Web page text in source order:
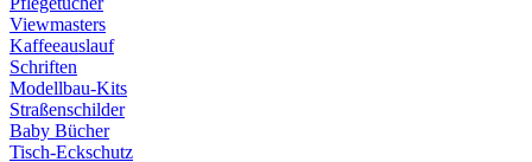
Viewmasters
Kaffeeauslauf
Schriften
Modellbau-Kits
Straßenschilder
Baby Bücher
Tisch-Eckschutz